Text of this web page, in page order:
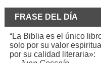
FRASE DEL DÍA
“La Biblia es el único
solo por su valor
por su calidad literaria»: